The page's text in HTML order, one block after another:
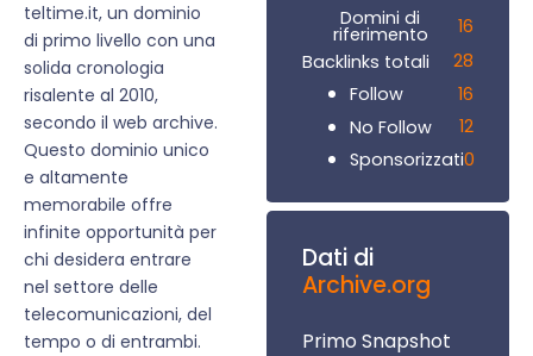
teltime.it, un dominio
di primo livello con una
solida cronologia
risalente al 2010,
secondo il web archive.
Questo dominio unico
e altamente
memorabile offre
infinite opportunità per
chi desidera entrare
nel settore delle
telecomunicazioni, del
tempo o di entrambi.
Domini di
riferimento
16
Backlinks totali
28
Follow
16
No Follow
12
Sponsorizzati0
Dati di
Archive.org
Primo Snapshot